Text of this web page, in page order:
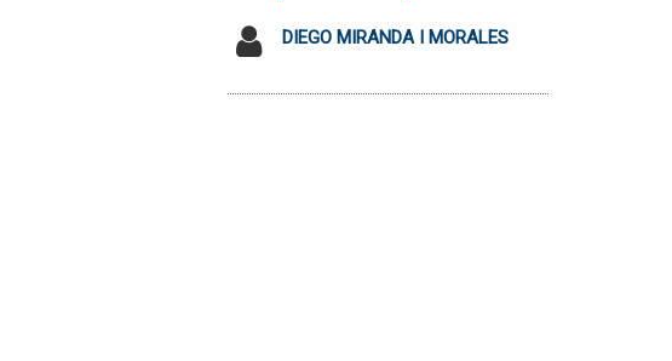
DIEGO MIRANDA I MORALES